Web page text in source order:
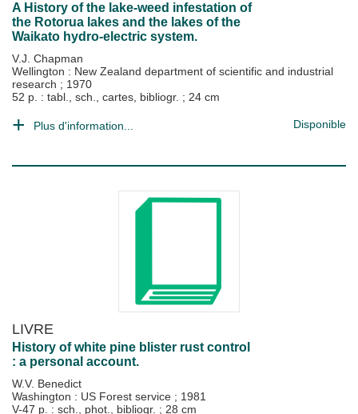
A History of the lake-weed infestation of
the Rotorua lakes and the lakes of the
Waikato hydro-electric system.
V.J. Chapman
Wellington : New Zealand department of scientific and industrial
research ; 1970
52 p. : tabl., sch., cartes, bibliogr. ; 24 cm
Plus d'information... Disponible
LIVRE
History of white pine blister rust control
: a personal account.
W.V. Benedict
Washington : US Forest service ; 1981
V-47 p. : sch., phot., bibliogr. ; 28 cm